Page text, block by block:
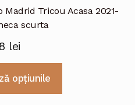
Tricou Acasa 2021-
scurta
lei
opțiunile